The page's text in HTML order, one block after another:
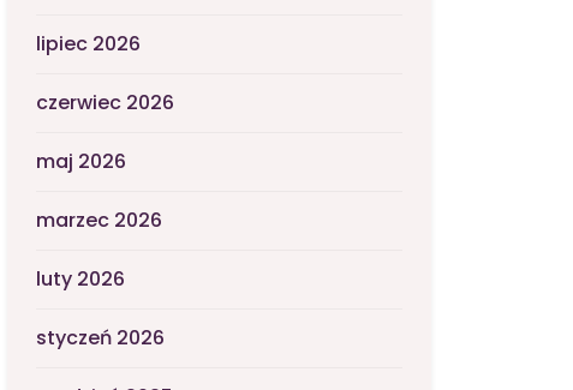
lipiec 2026
czerwiec 2026
maj 2026
marzec 2026
luty 2026
styczeń 2026